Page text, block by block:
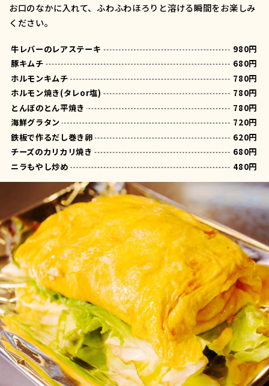
お口のなかに入れて、ふわふわほろりと溶ける瞬間をお楽しみ
ください。
牛レバーのレアステーキ
980円
豚キムチ
680円
ホルモンキムチ
780円
ホルモン焼き(タレor塩)
780円
とんぼのとん平焼き
780円
海鮮グラタン
720円
鉄板で作るだし巻き卵
620円
チーズのカリカリ焼き
680円
ニラもやし炒め
480円